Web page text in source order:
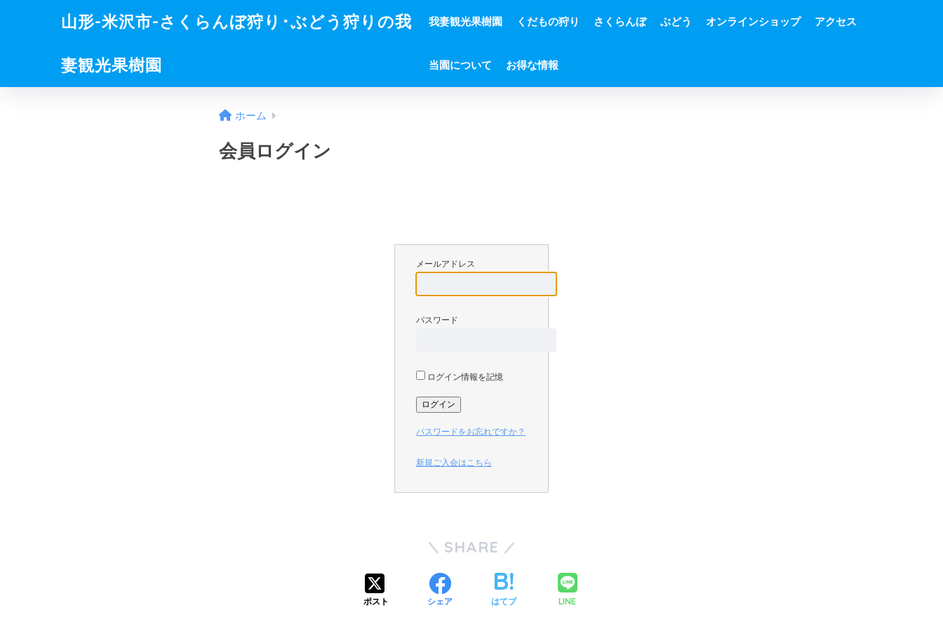
山形-米沢市-さくらんぼ狩り･ぶどう狩りの我
妻観光果樹園
我妻観光果樹園 くだもの狩り さくらんぼ ぶどう オンラインショップ アクセス
当園について お得な情報
ホーム
会員ログイン
メールアドレス
パスワード
ログイン情報を記憶
パスワードをお忘れですか？
新規ご入会はこちら
SHARE
ポスト シェア はてブ LINE